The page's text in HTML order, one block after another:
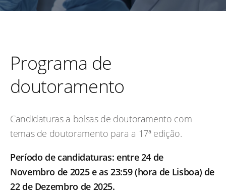
Programa de
doutoramento
Candidaturas a bolsas de doutoramento com
temas de doutoramento para a 17ª edição.
Período de candidaturas: entre 24 de
Novembro de 2025 e as 23:59 (hora de Lisboa) de
22 de Dezembro de 2025.